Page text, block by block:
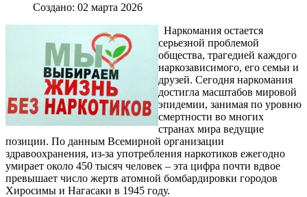
Создано: 02 марта 2026
Наркомания остается
серьезной проблемой
общества, трагедией каждого
наркозависимого, его семьи и
друзей. Сегодня наркомания
достигла масштабов мировой
эпидемии, занимая по уровню
смертности во многих
странах мира ведущие
позиции. По данным Всемирной организации
здравоохранения, из-за употребления наркотиков ежегодно
умирает около 450 тысяч человек – эта цифра почти вдвое
превышает число жертв атомной бомбардировки городов
Хиросимы и Нагасаки в 1945 году.